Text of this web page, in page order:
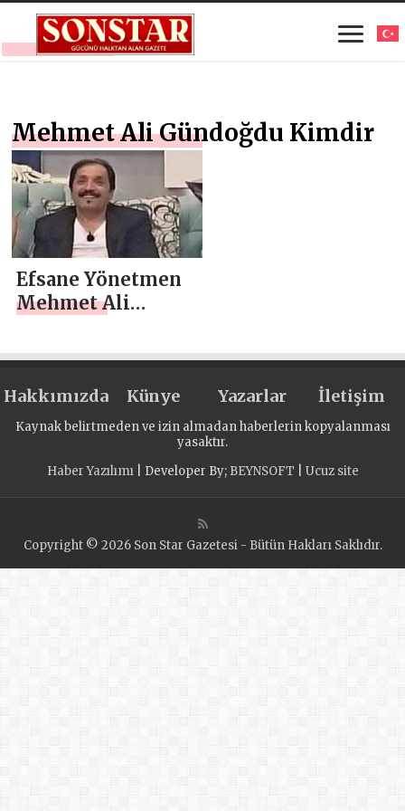
Mehmet Ali Gündoğdu Kimdir
Efsane Yönetmen
Mehmet Ali
Hakkımızda Künye Yazarlar İletişim
Kaynak belirtmeden ve izin almadan haberlerin kopyalanması
yasaktır.
Haber Yazılımı| Developer By; BEYNSOFT Ucuz site
Copyright © 2026 Son Star Gazetesi - Bütün Hakları Saklıdır.